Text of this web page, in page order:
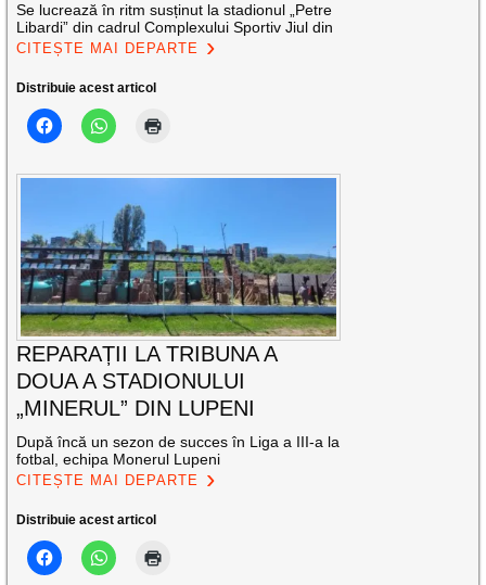
Se lucrează în ritm susținut la stadionul „Petre
Libardi” din cadrul Complexului Sportiv Jiul din
CITEȘTE MAI DEPARTE
Distribuie acest articol
REPARAȚII LA TRIBUNA A
DOUA A STADIONULUI
„MINERUL” DIN LUPENI
După încă un sezon de succes în Liga a III-a la
fotbal, echipa Monerul Lupeni
CITEȘTE MAI DEPARTE
Distribuie acest articol